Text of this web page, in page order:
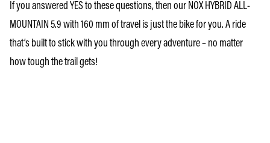
If you answered YES to these questions, then our NOX HYBRID ALL-
MOUNTAIN 5.9 with 160 mm of travel is just the bike for you. A ride
that’s built to stick with you through every adventure – no matter
how tough the trail gets!